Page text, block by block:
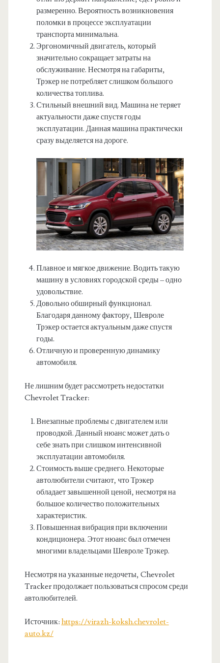
размеренно. Вероятность возникновения
поломки в процессе эксплуатации
транспорта минимальна.
Эргономичный двигатель, который
значительно сокращает затраты на
обслуживание. Несмотря на габариты,
Трэкер не потребляет слишком большого
количества топлива.
Стильный внешний вид. Машина не теряет
актуальности даже спустя годы
эксплуатации. Данная машина практически
сразу выделяется на дороге.
Плавное и мягкое движение. Водить такую
машину в условиях городской среды – одно
удовольствие.
Довольно обширный функционал.
Благодаря данному фактору, Шевроле
Трэкер остается актуальным даже спустя
годы.
Отличную и проверенную динамику
автомобиля.
Не лишним будет рассмотреть недостатки
Chevrolet Tracker:
Внезапные проблемы с двигателем или
проводкой. Данный нюанс может дать о
себе знать при слишком интенсивной
эксплуатации автомобиля.
Стоимость выше среднего. Некоторые
автолюбители считают, что Трэкер
обладает завышенной ценой, несмотря на
большое количество положительных
характеристик.
Повышенная вибрация при включении
кондиционера. Этот нюанс был отмечен
многими владельцами Шевроле Трэкер.
Несмотря на указанные недочеты, Chevrolet
Tracker продолжает пользоваться спросом среди
автолюбителей.
Источник: https://virazh-koksh.chevrolet-
auto.kz/